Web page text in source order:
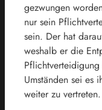
gezwungen
nur sein
sein. Der hat
weshalb er die
Umständen sei es
weiter zu vertreten.